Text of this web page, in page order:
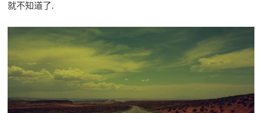
就不知道了.